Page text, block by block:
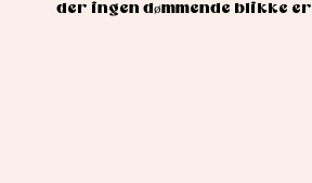
der ingen dømmende blikke er